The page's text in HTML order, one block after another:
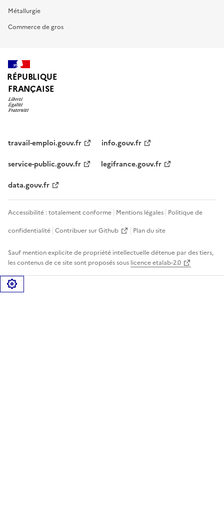
Métallurgie
Commerce de gros
RÉPUBLIQUE
FRANÇAISE
travail-emploi.gouv.fr
info.gouv.fr
service-public.gouv.fr
legifrance.gouv.fr
data.gouv.fr
Accessibilité : totalement conforme Mentions légales Politique de
confidentialité Contribuer sur Github Plan du site
Sauf mention explicite de propriété intellectuelle détenue par des tiers,
les contenus de ce site sont proposés sous licence etalab-2.0
Gérer les cookies